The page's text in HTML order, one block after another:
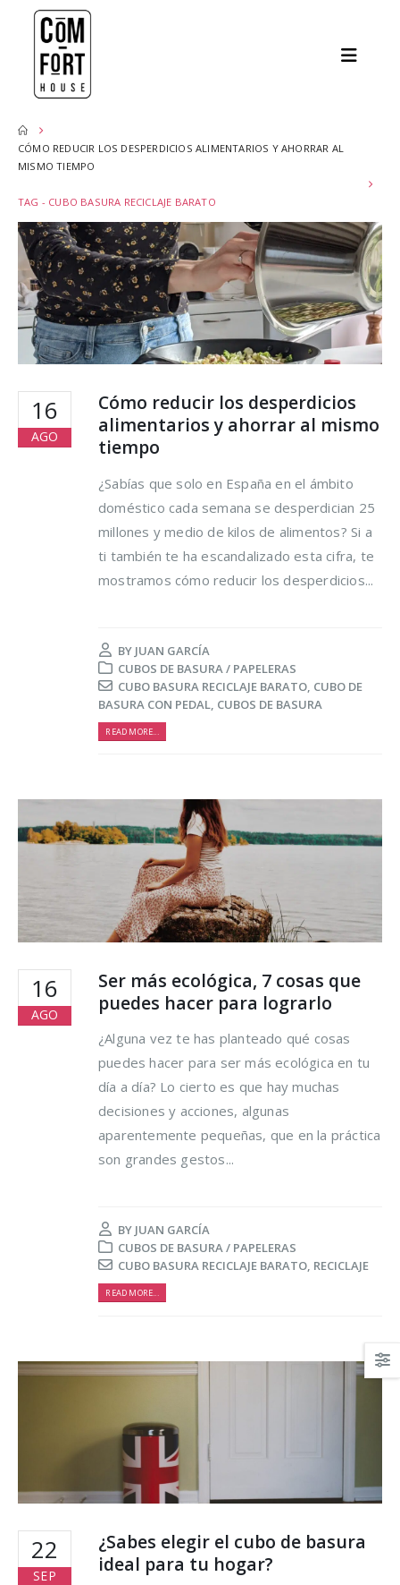
CÓMO REDUCIR LOS DESPERDICIOS ALIMENTARIOS Y AHORRAR AL
MISMO TIEMPO
TAG - CUBO BASURA RECICLAJE BARATO
16
AGO
Cómo reducir los desperdicios
alimentarios y ahorrar al mismo
tiempo
¿Sabías que solo en España en el ámbito
doméstico cada semana se desperdician 25
millones y medio de kilos de alimentos? Si a
ti también te ha escandalizado esta cifra, te
mostramos cómo reducir los desperdicios...
BY JUAN GARCÍA
CUBOS DE BASURA / PAPELERAS
CUBO BASURA RECICLAJE BARATO, CUBO DE
BASURA CON PEDAL, CUBOS DE BASURA
READ MORE...
16
AGO
Ser más ecológica, 7 cosas que
puedes hacer para lograrlo
¿Alguna vez te has planteado qué cosas
puedes hacer para ser más ecológica en tu
día a día? Lo cierto es que hay muchas
decisiones y acciones, algunas
aparentemente pequeñas, que en la práctica
son grandes gestos...
BY JUAN GARCÍA
CUBOS DE BASURA / PAPELERAS
CUBO BASURA RECICLAJE BARATO, RECICLAJE
READ MORE...
22
SEP
¿Sabes elegir el cubo de basura
ideal para tu hogar?
Trucos para alargar la
vida de tus prendas
delicadas
5 razones de peso por
las que merece la
pena reciclar
Cómo reducir los
desperdicios
alimentarios y
Claves para el
de los pies en
16 agosto, 2021